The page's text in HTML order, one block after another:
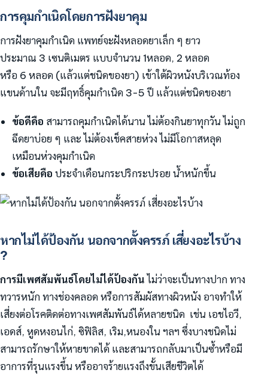
การคุมกำเนิดโดยการฝังยาคุม
การฝังยาคุมกำเนิด แพทย์จะฝังหลอดยาเล็ก ๆ ยาว
ประมาณ 3 เซนติเมตร แบบจำนวน 1หลอด, 2 หลอด
หรือ 6 หลอด (แล้วแต่ชนิดของยา) เข้าใต้ผิวหนังบริเวณท้อง
แขนด้านใน จะมีฤทธิ์คุมกำเนิด 3-5 ปี แล้วแต่ชนิดของยา
ข้อดีคือ สามารถคุมกำเนิดได้นาน ไม่ต้องกินยาทุกวัน ไม่ถูก
ฉีดยาบ่อย ๆ และ ไม่ต้องเช็คสายห่วง ไม่มีโอกาสหลุด
เหมือนห่วงคุมกำเนิด
ข้อเสียคือ ประจำเดือนกระปริกระปรอย น้ำหนักขึ้น
หากไม่ได้ป้องกัน นอกจากตั้งครรภ์ เสี่ยงอะไรบ้าง
?
การมีเพศสัมพันธ์โดยไม่ได้ป้องกันไม่ว่าจะเป็นทางปาก ทาง
ทวารหนัก ทางช่องคลอด หรือการสัมผัสทางผิวหนัง อาจทำให้
เสี่ยงต่อโรคติดต่อทางเพศสัมพันธ์ได้หลายชนิด เช่น เอชไอวี,
เอดส์, หูดหงอนไก่, ซิฟิลิส, เริม,หนองใน ฯลฯ ซึ่งบางชนิดไม่
สามารถรักษาให้หายขาดได้ และสามารถกลับมาเป็นซ้ำหรือมี
อาการที่รุนแรงขึ้น หรืออาจร้ายแรงถึงขั้นเสียชีวิตได้